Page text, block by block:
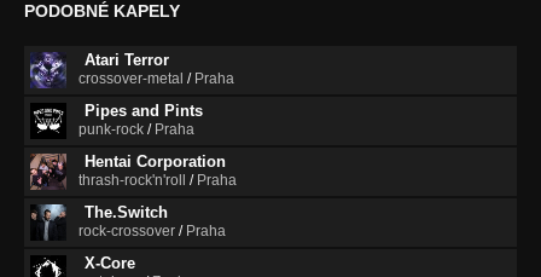
PODOBNÉ KAPELY
Atari Terror
crossover-metal / Praha
Pipes and Pints
punk-rock / Praha
Hentai Corporation
thrash-rock'n'roll / Praha
The.Switch
rock-crossover / Praha
X-Core